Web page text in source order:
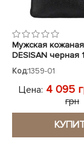
Мужская
DESISAN черная
Код:1359-01
Цена: 4 095
грн